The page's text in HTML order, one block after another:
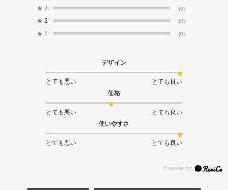
★ 3 (0)
★ 2 (0)
★ 1 (0)
デザイン
とても悪い
とても良い
価格
とても悪い
とても良い
使いやすさ
とても悪い とても良い